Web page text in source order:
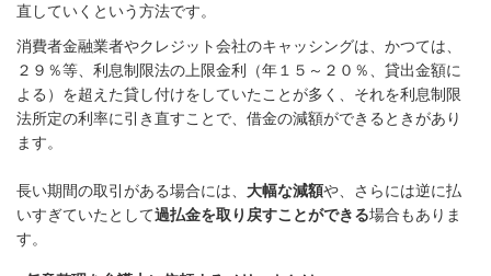
直していくという方法です。
消費者金融業者やクレジット会社のキャッシングは、かつては、
２９％等、利息制限法の上限金利（年１５～２０％、貸出金額に
よる）を超えた貸し付けをしていたことが多く、それを利息制限
法所定の利率に引き直すことで、借金の減額ができるときがあり
ます。
長い期間の取引がある場合には、 大幅な減額や、さらには逆に払
いすぎていたとして過払金を取り戻すことができる場合もありま
す。